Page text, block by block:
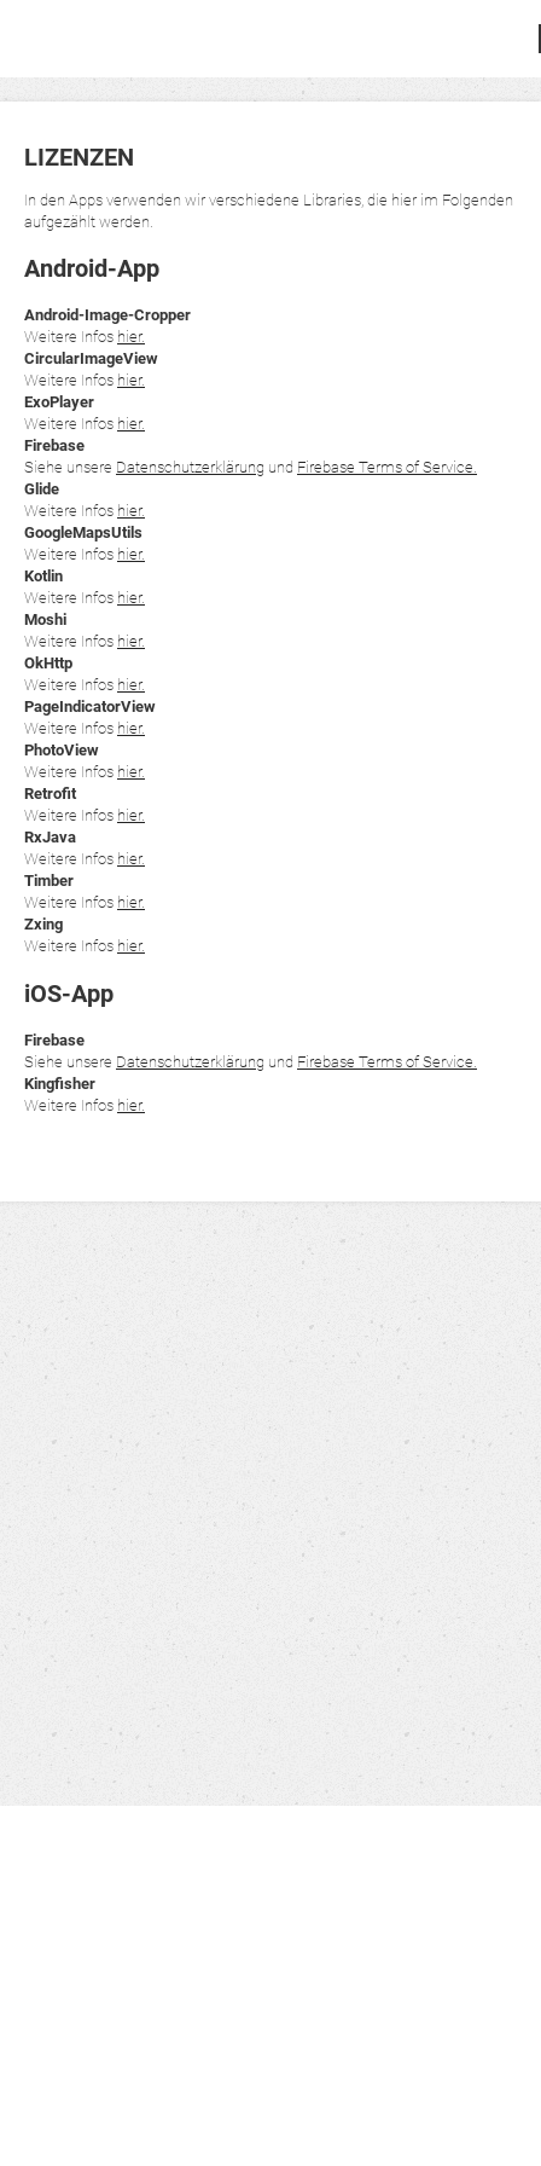
LIZENZEN
In den Apps verwenden wir verschiedene Libraries, die hier im Folgenden
aufgezählt werden.
Android-App
Android-Image-Cropper
Weitere Infos hier.
CircularImageView
Weitere Infos hier.
ExoPlayer
Weitere Infos hier.
Firebase
Siehe unsere Datenschutzerklärung und Firebase Terms of Service.
Glide
Weitere Infos hier.
GoogleMapsUtils
Weitere Infos hier.
Kotlin
Weitere Infos hier.
Moshi
Weitere Infos hier.
OkHttp
Weitere Infos hier.
PageIndicatorView
Weitere Infos hier.
PhotoView
Weitere Infos hier.
Retrofit
Weitere Infos hier.
RxJava
Weitere Infos hier.
Timber
Weitere Infos hier.
Zxing
Weitere Infos hier.
iOS-App
Firebase
Siehe unsere Datenschutzerklärung und Firebase Terms of Service.
Kingfisher
Weitere Infos hier.